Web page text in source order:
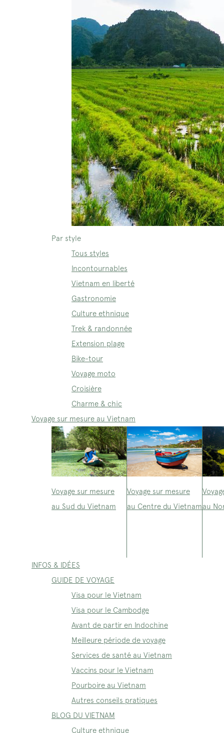
Par style
Tous styles
Incontournables
Vietnam en liberté
Gastronomie
Culture ethnique
Trek & randonnée
Extension plage
Bike-tour
Voyage moto
Croisière
Charme & chic
Voyage sur mesure au Vietnam
Voyage sur mesure
au Sud du Vietnam
Voyage sur mesure
au Centre du Vietnamau
INFOS & IDÉES
GUIDE DE VOYAGE
Visa pour le Vietnam
Visa pour le Cambodge
Avant de partir en Indochine
Meilleure période de voyage
Services de santé au Vietnam
Vaccins pour le Vietnam
Pourboire au Vietnam
Autres conseils pratiques
BLOG DU VIETNAM
Culture ethnique